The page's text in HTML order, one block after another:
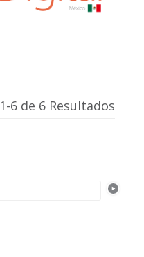
1-6 de 6 Resultados